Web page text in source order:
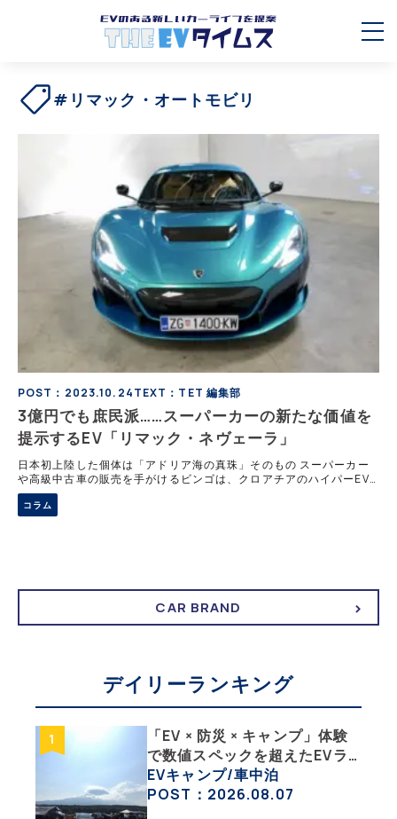
#リマック・オートモビリ
POST：2023.10.24TEXT：TET 編集部
3億円でも庶民派……スーパーカーの新たな価値を
提示するEV「リマック・ネヴェーラ」
日本初上陸した個体は「アドリア海の真珠」そのもの スーパーカー
や高級中古車の販売を手がけるビンゴは、クロアチアのハイパーEV
メーカー「リマック・オートモビリ」の日本代理店を務めることとな
った。それに伴い、同社の市販モデル
コラム
CAR BRAND
デイリーランキング
「EV × 防災 × キャンプ」体験
で数値スペックを超えたEVラ
イフの豊かさを実感【 EV
SUMMER CAMP 2026 】
EVキャンプ/車中泊
POST：2026.08.07